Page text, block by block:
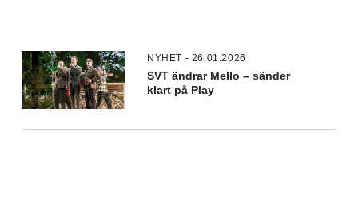
NYHET - 26.01.2026
SVT ändrar Mello – sänder
klart på Play